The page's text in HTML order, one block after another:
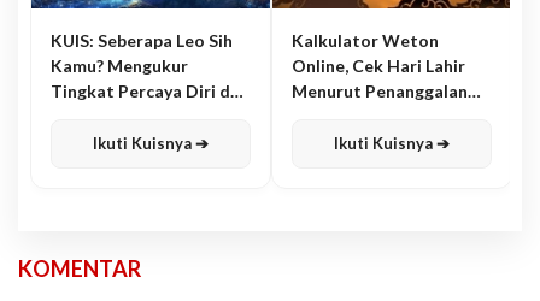
KUIS: Seberapa Leo Sih
Kamu? Mengukur
Tingkat Percaya Diri dan
Ikuti Kuisnya ➔
Kalkulator Weton
Online, Cek Hari Lahir
Menurut Penanggalan
Ikuti Kuisnya ➔
KOMENTAR